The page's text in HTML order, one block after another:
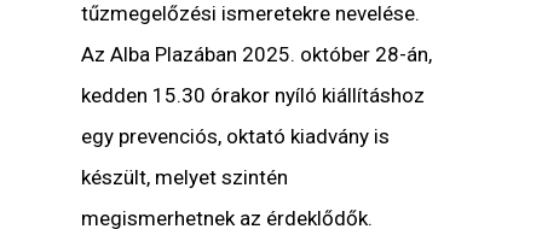
tűzmegelőzési ismeretekre nevelése.
Az Alba Plazában 2025. október 28-án,
kedden 15.30 órakor nyíló kiállításhoz
egy prevenciós, oktató kiadvány is
készült, melyet szintén
megismerhetnek az érdeklődők.